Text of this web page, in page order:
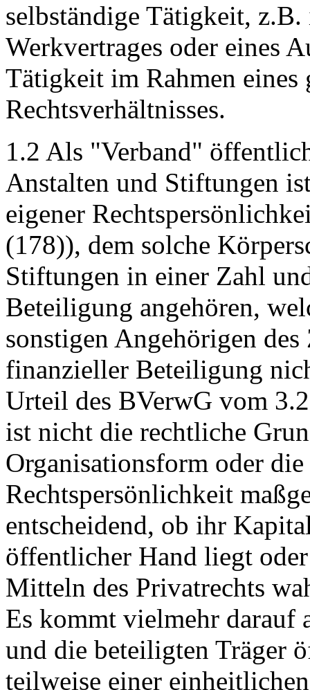
selbständige Tätigkeit,
Werkvertrages oder eines
Tätigkeit im Rahmen eines
Rechtsverhältnisses.
1.2 Als "Verband"
Anstalten und Stiftungen
eigener
(178)), dem solche
Stiftungen in einer Zahl
Beteiligung angehören,
sonstigen Angehörigen des
finanzieller Beteiligung
Urteil des BVerwG vom
ist nicht die rechtliche
Organisationsform oder
Rechtspersönlichkeit
entscheidend, ob ihr
öffentlicher Hand liegt
Mitteln des Privatrechts
Es kommt vielmehr darauf
und die beteiligten Träger
teilweise einer